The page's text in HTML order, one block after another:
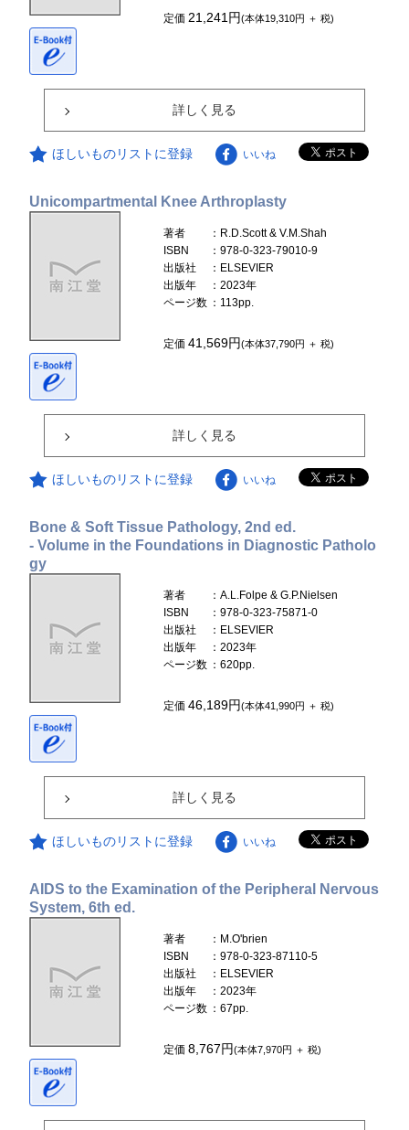
定価21,241円(本体19,310円 ＋ 税)
詳しく見る
ほしいものリストに登録 いいね
Unicompartmental Knee Arthroplasty
著者
：R.D.Scott & V.M.Shah
ISBN
：978-0-323-79010-9
出版社
：ELSEVIER
出版年
：2023年
ページ数 ：113pp.
定価41,569円(本体37,790円 ＋ 税)
詳しく見る
ほしいものリストに登録 いいね
Bone & Soft Tissue Pathology, 2nd ed.
- Volume in the Foundations in Diagnostic Patholo
gy
著者
：A.L.Folpe & G.P.Nielsen
ISBN
：978-0-323-75871-0
出版社
：ELSEVIER
出版年
：2023年
ページ数 ：620pp.
定価46,189円(本体41,990円 ＋ 税)
詳しく見る
ほしいものリストに登録 いいね
AIDS to the Examination of the Peripheral Nervous
System, 6th ed.
著者
：M.O'brien
ISBN
：978-0-323-87110-5
出版社
：ELSEVIER
出版年
：2023年
ページ数 ：67pp.
定価8,767円(本体7,970円 ＋ 税)